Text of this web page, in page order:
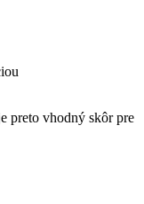
preto vhodný skôr pre